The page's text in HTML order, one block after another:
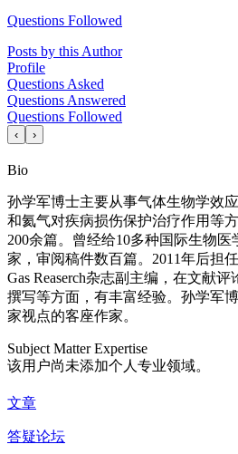
Questions Followed
Posts by this Author
Profile
Questions Asked
Questions Answered
Questions Followed
‹ ›
Bio
孙学军博士主要从事气体生物学效
和氦气对疾病损伤保护治疗作用等
200余篇。曾经给10多种国际生物
家，审阅稿件数百篇。2011年后担
Gas Reaserch杂志副主编，在文献
撰写等方面，有丰富经验。孙学军
家视点的客座作家。
Subject Matter Expertise
该用户尚未添加个人专业领域。
文章
答疑论坛